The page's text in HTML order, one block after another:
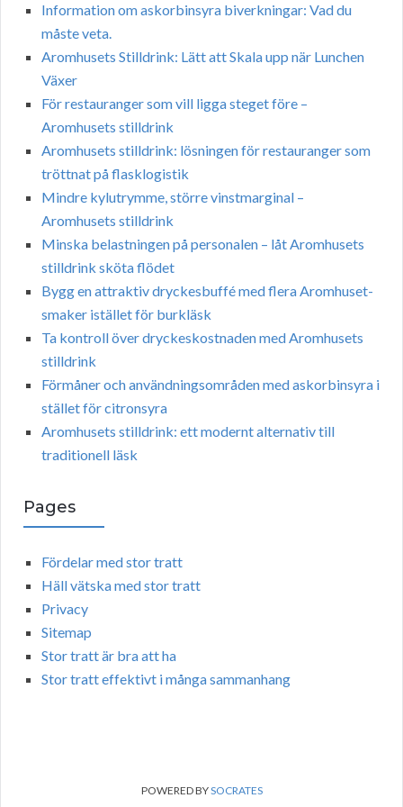
Information om askorbinsyra biverkningar: Vad du
måste veta.
Aromhusets Stilldrink: Lätt att Skala upp när Lunchen
Växer
För restauranger som vill ligga steget före –
Aromhusets stilldrink
Aromhusets stilldrink: lösningen för restauranger som
tröttnat på flasklogistik
Mindre kylutrymme, större vinstmarginal –
Aromhusets stilldrink
Minska belastningen på personalen – låt Aromhusets
stilldrink sköta flödet
Bygg en attraktiv dryckesbuffé med flera Aromhuset-
smaker istället för burkläsk
Ta kontroll över dryckeskostnaden med Aromhusets
stilldrink
Förmåner och användningsområden med askorbinsyra i
stället för citronsyra
Aromhusets stilldrink: ett modernt alternativ till
traditionell läsk
Pages
Fördelar med stor tratt
Häll vätska med stor tratt
Privacy
Sitemap
Stor tratt är bra att ha
Stor tratt effektivt i många sammanhang
POWERED BYSOCRATES